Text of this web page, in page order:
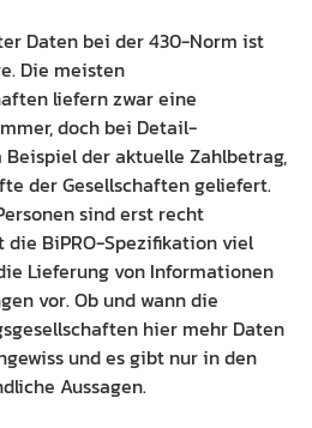
Daten bei der 430-Norm ist
Die meisten
liefern zwar eine
doch bei Detail-
der aktuelle Zahlbetrag,
der Gesellschaften geliefert.
sind erst recht
die BiPRO-Spezifikation viel
Lieferung von Informationen
vor. Ob und wann die
hier mehr Daten
und es gibt nur in den
Aussagen.